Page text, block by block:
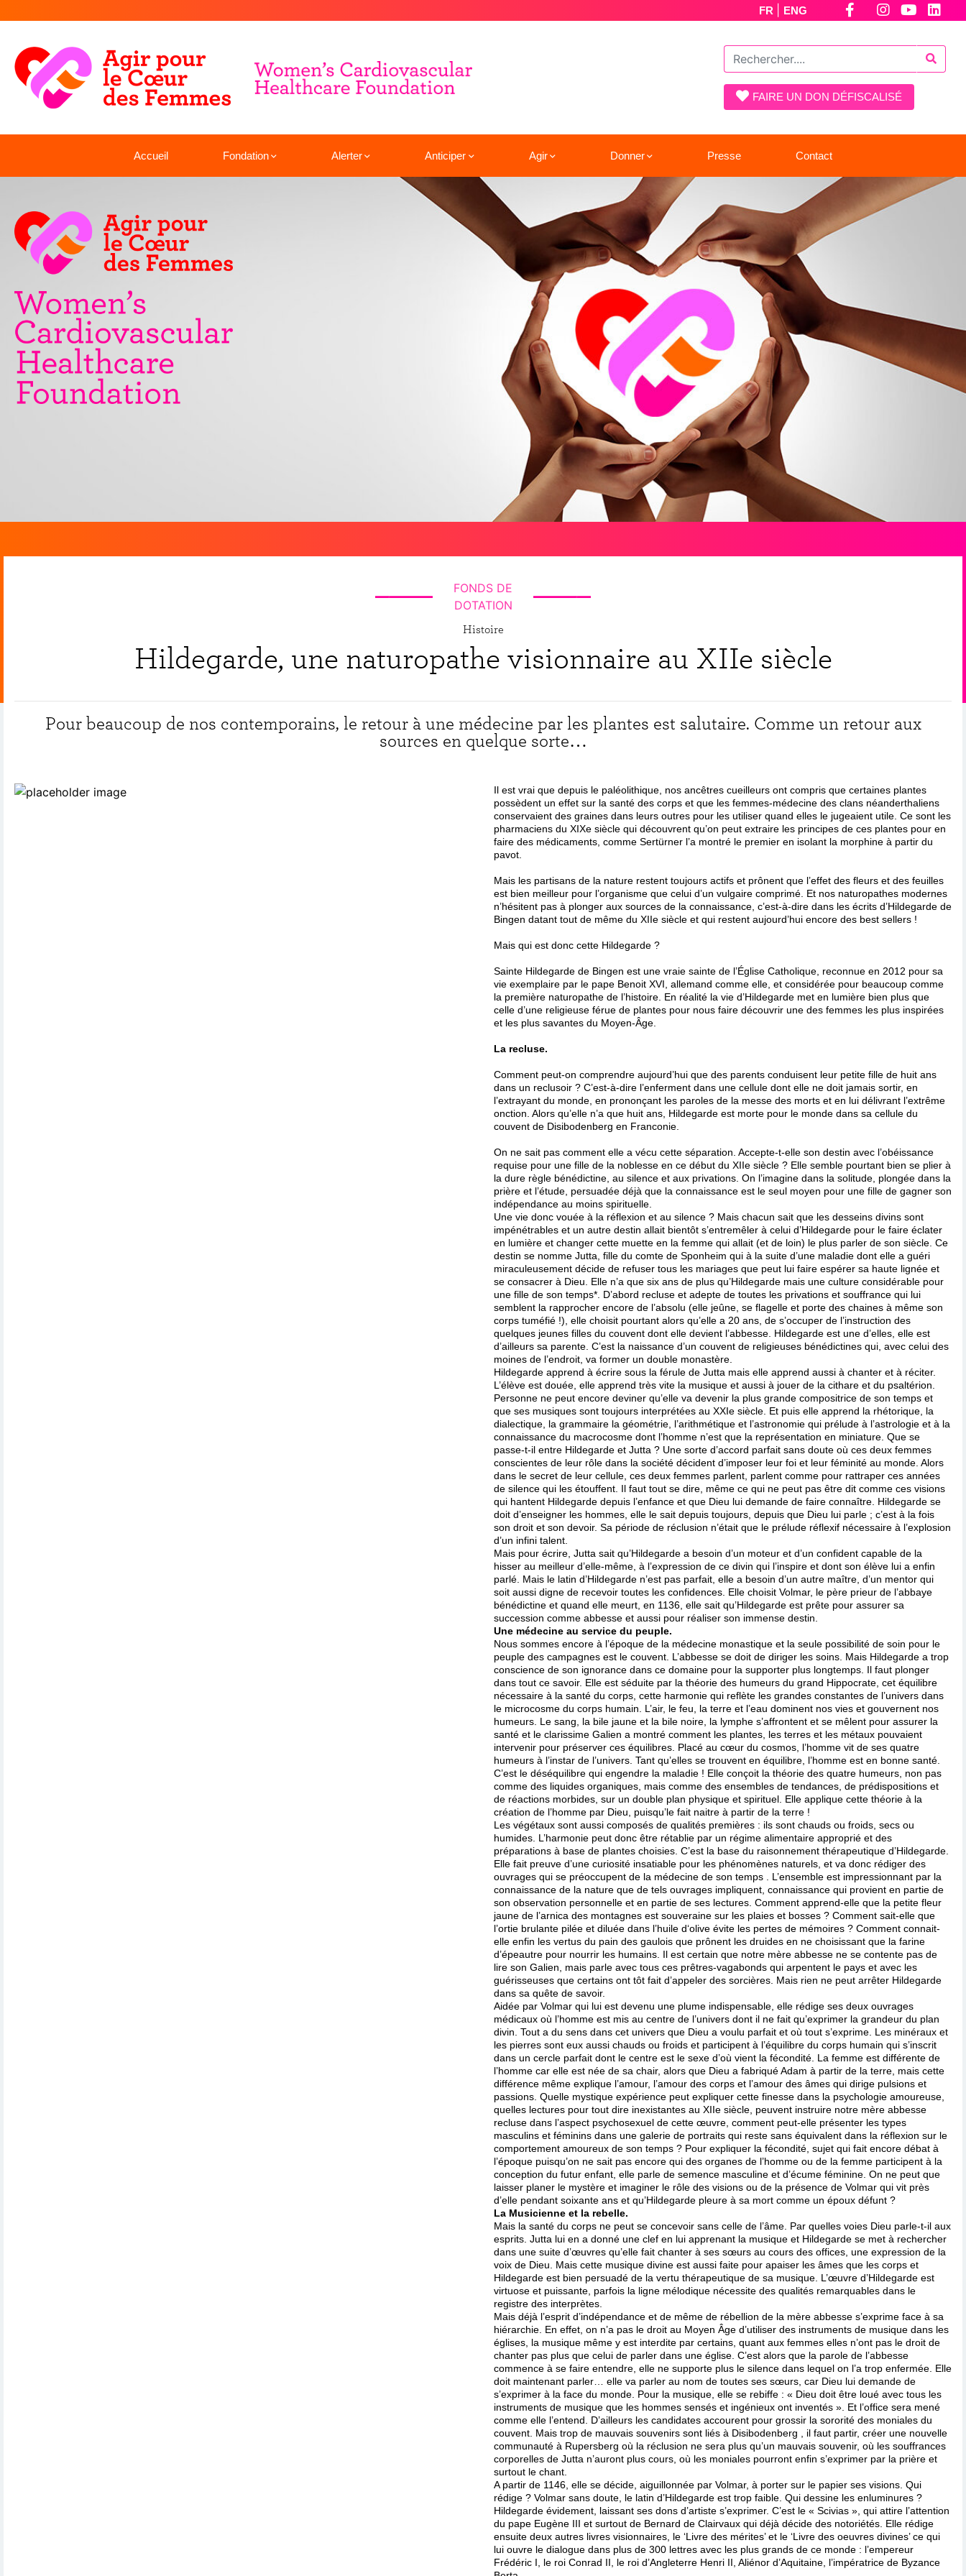
FR ENG
FAIRE UN DON DÉFISCALISÉ
Accueil Fondation Alerter Anticiper Agir Donner Presse Contact
FONDS DE
DOTATION
Histoire
Hildegarde, une naturopathe visionnaire au XIIe siècle
Pour beaucoup de nos contemporains, le retour à une médecine par les plantes est salutaire. Comme un retour aux
sources en quelque sorte…
Il est vrai que depuis le paléolithique, nos ancêtres cueilleurs ont compris que certaines plantes
possèdent un effet sur la santé des corps et que les femmes-médecine des clans néanderthaliens
conservaient des graines dans leurs outres pour les utiliser quand elles le jugeaient utile. Ce sont les
pharmaciens du XIXe siècle qui découvrent qu’on peut extraire les principes de ces plantes pour en
faire des médicaments, comme Sertürner l’a montré le premier en isolant la morphine à partir du
pavot.
Mais les partisans de la nature restent toujours actifs et prônent que l’effet des fleurs et des feuilles
est bien meilleur pour l’organisme que celui d’un vulgaire comprimé. Et nos naturopathes modernes
n’hésitent pas à plonger aux sources de la connaissance, c’est-à-dire dans les écrits d’Hildegarde de
Bingen datant tout de même du XIIe siècle et qui restent aujourd’hui encore des best sellers !
Mais qui est donc cette Hildegarde ?
Sainte Hildegarde de Bingen est une vraie sainte de l’Église Catholique, reconnue en 2012 pour sa
vie exemplaire par le pape Benoit XVI, allemand comme elle, et considérée pour beaucoup comme
la première naturopathe de l’histoire. En réalité la vie d’Hildegarde met en lumière bien plus que
celle d’une religieuse férue de plantes pour nous faire découvrir une des femmes les plus inspirées
et les plus savantes du Moyen-Âge.
La recluse.
Comment peut-on comprendre aujourd’hui que des parents conduisent leur petite fille de huit ans
dans un reclusoir ? C’est-à-dire l’enferment dans une cellule dont elle ne doit jamais sortir, en
l’extrayant du monde, en prononçant les paroles de la messe des morts et en lui délivrant l’extrême
onction. Alors qu’elle n’a que huit ans, Hildegarde est morte pour le monde dans sa cellule du
couvent de Disibodenberg en Franconie.
On ne sait pas comment elle a vécu cette séparation. Accepte-t-elle son destin avec l’obéissance
requise pour une fille de la noblesse en ce début du XIIe siècle ? Elle semble pourtant bien se plier à
la dure règle bénédictine, au silence et aux privations. On l’imagine dans la solitude, plongée dans la
prière et l’étude, persuadée déjà que la connaissance est le seul moyen pour une fille de gagner son
indépendance au moins spirituelle.
Une vie donc vouée à la réflexion et au silence ? Mais chacun sait que les desseins divins sont
impénétrables et un autre destin allait bientôt s’entremêler à celui d’Hildegarde pour le faire éclater
en lumière et changer cette muette en la femme qui allait (et de loin) le plus parler de son siècle. Ce
destin se nomme Jutta, fille du comte de Sponheim qui à la suite d’une maladie dont elle a guéri
miraculeusement décide de refuser tous les mariages que peut lui faire espérer sa haute lignée et
se consacrer à Dieu. Elle n’a que six ans de plus qu’Hildegarde mais une culture considérable pour
une fille de son temps*. D’abord recluse et adepte de toutes les privations et souffrance qui lui
semblent la rapprocher encore de l’absolu (elle jeûne, se flagelle et porte des chaines à même son
corps tuméfié !), elle choisit pourtant alors qu’elle a 20 ans, de s’occuper de l’instruction des
quelques jeunes filles du couvent dont elle devient l’abbesse. Hildegarde est une d’elles, elle est
d’ailleurs sa parente. C’est la naissance d’un couvent de religieuses bénédictines qui, avec celui des
moines de l’endroit, va former un double monastère.
Hildegarde apprend à écrire sous la férule de Jutta mais elle apprend aussi à chanter et à réciter.
L’élève est douée, elle apprend très vite la musique et aussi à jouer de la cithare et du psaltérion.
Personne ne peut encore deviner qu’elle va devenir la plus grande compositrice de son temps et
que ses musiques sont toujours interprétées au XXIe siècle. Et puis elle apprend la rhétorique, la
dialectique, la grammaire la géométrie, l’arithmétique et l’astronomie qui prélude à l’astrologie et à la
connaissance du macrocosme dont l’homme n’est que la représentation en miniature. Que se
passe-t-il entre Hildegarde et Jutta ? Une sorte d’accord parfait sans doute où ces deux femmes
conscientes de leur rôle dans la société décident d’imposer leur foi et leur féminité au monde. Alors
dans le secret de leur cellule, ces deux femmes parlent, parlent comme pour rattraper ces années
de silence qui les étouffent. Il faut tout se dire, même ce qui ne peut pas être dit comme ces visions
qui hantent Hildegarde depuis l’enfance et que Dieu lui demande de faire connaître. Hildegarde se
doit d’enseigner les hommes, elle le sait depuis toujours, depuis que Dieu lui parle ; c’est à la fois
son droit et son devoir. Sa période de réclusion n’était que le prélude réflexif nécessaire à l’explosion
d’un infini talent.
Mais pour écrire, Jutta sait qu’Hildegarde a besoin d’un moteur et d’un confident capable de la
hisser au meilleur d’elle-même, à l’expression de ce divin qui l’inspire et dont son élève lui a enfin
parlé. Mais le latin d’Hildegarde n’est pas parfait, elle a besoin d’un autre maître, d’un mentor qui
soit aussi digne de recevoir toutes les confidences. Elle choisit Volmar, le père prieur de l’abbaye
bénédictine et quand elle meurt, en 1136, elle sait qu’Hildegarde est prête pour assurer sa
succession comme abbesse et aussi pour réaliser son immense destin.
Une médecine au service du peuple.
Nous sommes encore à l’époque de la médecine monastique et la seule possibilité de soin pour le
peuple des campagnes est le couvent. L’abbesse se doit de diriger les soins. Mais Hildegarde a trop
conscience de son ignorance dans ce domaine pour la supporter plus longtemps. Il faut plonger
dans tout ce savoir. Elle est séduite par la théorie des humeurs du grand Hippocrate, cet équilibre
nécessaire à la santé du corps, cette harmonie qui reflète les grandes constantes de l’univers dans
le microcosme du corps humain. L’air, le feu, la terre et l’eau dominent nos vies et gouvernent nos
humeurs. Le sang, la bile jaune et la bile noire, la lymphe s’affrontent et se mêlent pour assurer la
santé et le clarissime Galien a montré comment les plantes, les terres et les métaux pouvaient
intervenir pour préserver ces équilibres. Placé au cœur du cosmos, l’homme vit de ses quatre
humeurs à l’instar de l’univers. Tant qu’elles se trouvent en équilibre, l’homme est en bonne santé.
C’est le déséquilibre qui engendre la maladie ! Elle conçoit la théorie des quatre humeurs, non pas
comme des liquides organiques, mais comme des ensembles de tendances, de prédispositions et
de réactions morbides, sur un double plan physique et spirituel. Elle applique cette théorie à la
création de l’homme par Dieu, puisqu’le fait naitre à partir de la terre !
Les végétaux sont aussi composés de qualités premières : ils sont chauds ou froids, secs ou
humides. L’harmonie peut donc être rétablie par un régime alimentaire approprié et des
préparations à base de plantes choisies. C’est la base du raisonnement thérapeutique d’Hildegarde.
Elle fait preuve d’une curiosité insatiable pour les phénomènes naturels, et va donc rédiger des
ouvrages qui se préoccupent de la médecine de son temps . L’ensemble est impressionnant par la
connaissance de la nature que de tels ouvrages impliquent, connaissance qui provient en partie de
son observation personnelle et en partie de ses lectures. Comment apprend-elle que la petite fleur
jaune de l’arnica des montagnes est souveraine sur les plaies et bosses ? Comment sait-elle que
l’ortie brulante pilée et diluée dans l’huile d‘olive évite les pertes de mémoires ? Comment connait-
elle enfin les vertus du pain des gaulois que prônent les druides en ne choisissant que la farine
d’épeautre pour nourrir les humains. Il est certain que notre mère abbesse ne se contente pas de
lire son Galien, mais parle avec tous ces prêtres-vagabonds qui arpentent le pays et avec les
guérisseuses que certains ont tôt fait d’appeler des sorcières. Mais rien ne peut arrêter Hildegarde
dans sa quête de savoir.
Aidée par Volmar qui lui est devenu une plume indispensable, elle rédige ses deux ouvrages
médicaux où l’homme est mis au centre de l’univers dont il ne fait qu’exprimer la grandeur du plan
divin. Tout a du sens dans cet univers que Dieu a voulu parfait et où tout s’exprime. Les minéraux et
les pierres sont eux aussi chauds ou froids et participent à l’équilibre du corps humain qui s’inscrit
dans un cercle parfait dont le centre est le sexe d’où vient la fécondité. La femme est différente de
l’homme car elle est née de sa chair, alors que Dieu a fabriqué Adam à partir de la terre, mais cette
différence même explique l’amour, l’amour des corps et l’amour des âmes qui dirige pulsions et
passions. Quelle mystique expérience peut expliquer cette finesse dans la psychologie amoureuse,
quelles lectures pour tout dire inexistantes au XIIe siècle, peuvent instruire notre mère abbesse
recluse dans l’aspect psychosexuel de cette œuvre, comment peut-elle présenter les types
masculins et féminins dans une galerie de portraits qui reste sans équivalent dans la réflexion sur le
comportement amoureux de son temps ? Pour expliquer la fécondité, sujet qui fait encore débat à
l’époque puisqu’on ne sait pas encore qui des organes de l’homme ou de la femme participent à la
conception du futur enfant, elle parle de semence masculine et d’écume féminine. On ne peut que
laisser planer le mystère et imaginer le rôle des visions ou de la présence de Volmar qui vit près
d’elle pendant soixante ans et qu’Hildegarde pleure à sa mort comme un époux défunt ?
La Musicienne et la rebelle.
Mais la santé du corps ne peut se concevoir sans celle de l’âme. Par quelles voies Dieu parle-t-il aux
esprits. Jutta lui en a donné une clef en lui apprenant la musique et Hildegarde se met à rechercher
dans une suite d’œuvres qu’elle fait chanter à ses sœurs au cours des offices, une expression de la
voix de Dieu. Mais cette musique divine est aussi faite pour apaiser les âmes que les corps et
Hildegarde est bien persuadé de la vertu thérapeutique de sa musique. L’œuvre d’Hildegarde est
virtuose et puissante, parfois la ligne mélodique nécessite des qualités remarquables dans le
registre des interprètes.
Mais déjà l’esprit d’indépendance et de même de rébellion de la mère abbesse s’exprime face à sa
hiérarchie. En effet, on n’a pas le droit au Moyen Âge d’utiliser des instruments de musique dans les
églises, la musique même y est interdite par certains, quant aux femmes elles n’ont pas le droit de
chanter pas plus que celui de parler dans une église. C’est alors que la parole de l’abbesse
commence à se faire entendre, elle ne supporte plus le silence dans lequel on l’a trop enfermée. Elle
doit maintenant parler… elle va parler au nom de toutes ses sœurs, car Dieu lui demande de
s’exprimer à la face du monde. Pour la musique, elle se rebiffe : « Dieu doit être loué avec tous les
instruments de musique que les hommes sensés et ingénieux ont inventés ». Et l’office sera mené
comme elle l’entend. D’ailleurs les candidates accourent pour grossir la sororité des moniales du
couvent. Mais trop de mauvais souvenirs sont liés à Disibodenberg , il faut partir, créer une nouvelle
communauté à Rupersberg où la réclusion ne sera plus qu’un mauvais souvenir, où les souffrances
corporelles de Jutta n’auront plus cours, où les moniales pourront enfin s’exprimer par la prière et
surtout le chant.
A partir de 1146, elle se décide, aiguillonnée par Volmar, à porter sur le papier ses visions. Qui
rédige ? Volmar sans doute, le latin d’Hildegarde est trop faible. Qui dessine les enluminures ?
Hildegarde évidement, laissant ses dons d’artiste s’exprimer. C’est le « Scivias », qui attire l’attention
du pape Eugène III et surtout de Bernard de Clairvaux qui déjà décide des notoriétés. Elle rédige
ensuite deux autres livres visionnaires, le ‘Livre des mérites’ et le ‘Livre des oeuvres divines’ ce qui
lui ouvre le dialogue dans plus de 300 lettres avec les plus grands de ce monde : l’empereur
Frédéric I, le roi Conrad II, le roi d’Angleterre Henri II, Aliénor d’Aquitaine, l’impératrice de Byzance